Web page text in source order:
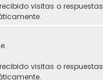
visitas o respuestas
visitas o respuestas